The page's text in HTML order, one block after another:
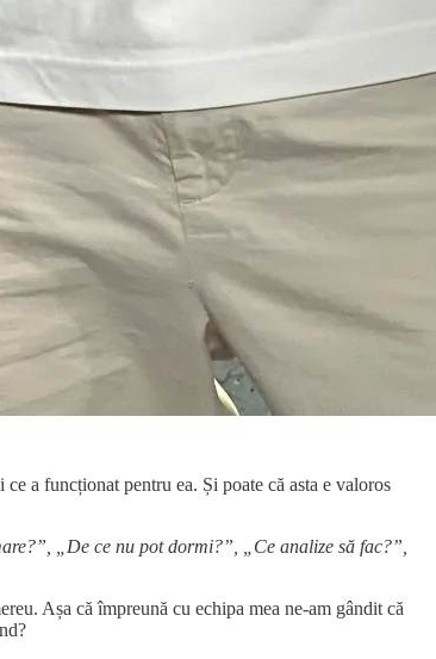
a funcționat pentru ea. Și poate că asta e valoros
„De ce nu pot dormi?”, „Ce analize să fac?”,
Așa că împreună cu echipa mea ne-am gândit că